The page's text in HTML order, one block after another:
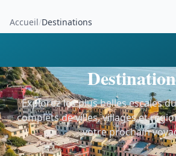
Accueil/Destinations
Explorez les plus belles escales
complets de villes, villages et
votre prochain